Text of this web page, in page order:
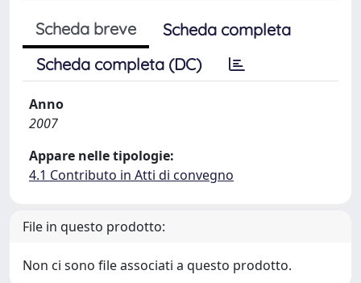
Scheda breve
Scheda completa
Scheda completa (DC)
Anno
2007
Appare nelle tipologie:
4.1 Contributo in Atti di convegno
File in questo prodotto:
Non ci sono file associati a questo prodotto.